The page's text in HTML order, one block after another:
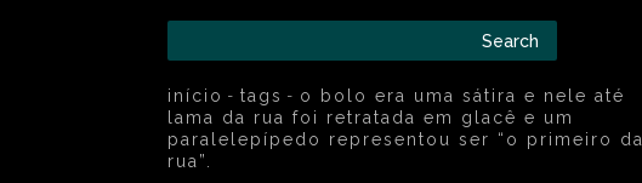
Search
início tags
o bolo era uma sátira e nele até
lama da rua foi retratada em glacê e um
paralelepípedo representou ser “o primeiro da
rua”.